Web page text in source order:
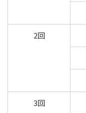
2回
3回